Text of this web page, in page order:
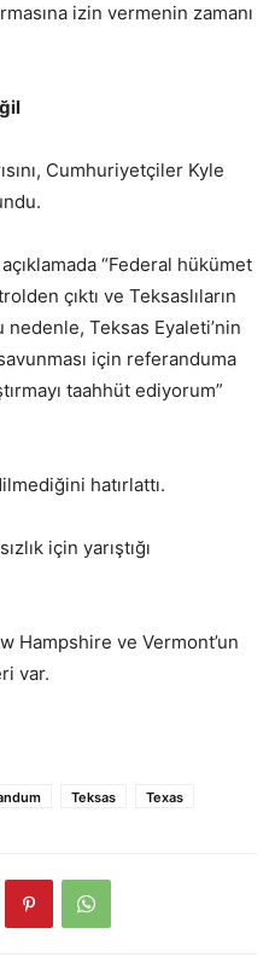
izin vermenin zamanı
Cumhuriyetçiler Kyle
“Federal hükümet
çıktı ve Teksaslıların
Teksas Eyaleti’nin
için referanduma
taahhüt ediyorum”
hatırlattı.
için yarıştığı
Hampshire ve Vermont’un
var.
Teksas Texas